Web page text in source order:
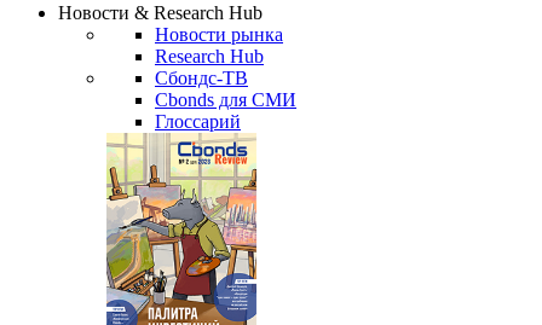
Новости & Research Hub
Новости рынка
Research Hub
Сбондс-ТВ
Cbonds для СМИ
Глоссарий